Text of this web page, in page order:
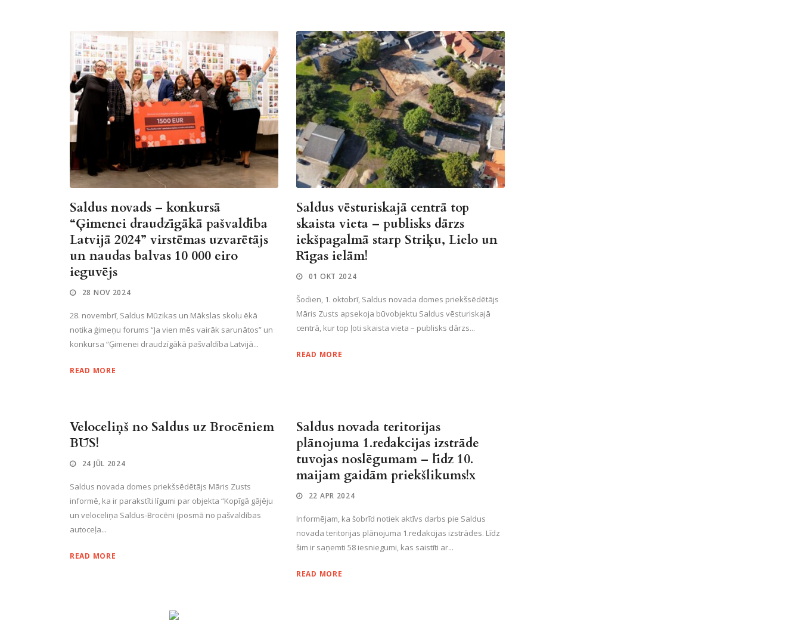
Saldus novads – konkursā
“Ģimenei draudzīgākā pašvaldība
Latvijā 2024” virstēmas uzvarētājs
un naudas balvas 10 000 eiro
ieguvējs
28 NOV 2024
28. novembrī, Saldus Mūzikas un Mākslas skolu ēkā
notika ģimeņu forums “Ja vien mēs vairāk sarunātos” un
konkursa “Ģimenei draudzīgākā pašvaldība Latvijā...
READ MORE
Saldus vēsturiskajā centrā top
skaista vieta – publisks dārzs
iekšpagalmā starp Striķu, Lielo un
Rīgas ielām!
01 OKT 2024
Šodien, 1. oktobrī, Saldus novada domes priekšsēdētājs
Māris Zusts apsekoja būvobjektu Saldus vēsturiskajā
centrā, kur top ļoti skaista vieta – publisks dārzs...
READ MORE
Veloceliņš no Saldus uz Brocēniem
BŪS!
24 JŪL 2024
Saldus novada domes priekšsēdētājs Māris Zusts
informē, ka ir parakstīti līgumi par objekta “Kopīgā gājēju
un veloceliņa Saldus-Brocēni (posmā no pašvaldības
autoceļa...
READ MORE
Saldus novada teritorijas
plānojuma 1.redakcijas izstrāde
tuvojas noslēgumam – līdz 10.
maijam gaidām priekšlikums!x
22 APR 2024
Informējam, ka šobrīd notiek aktīvs darbs pie Saldus
novada teritorijas plānojuma 1.redakcijas izstrādes. Līdz
šim ir saņemti 58 iesniegumi, kas saistīti ar...
READ MORE